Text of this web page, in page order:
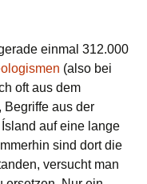
einmal 312.000
(also bei
oft aus dem
Begriffe aus der
auf eine lange
sind dort die
versucht man